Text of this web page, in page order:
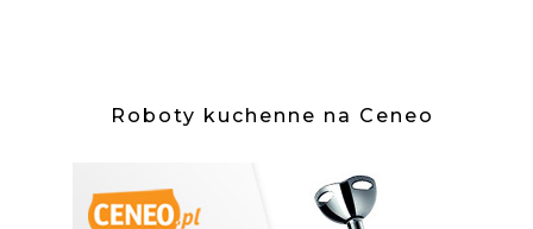
Roboty kuchenne na Ceneo